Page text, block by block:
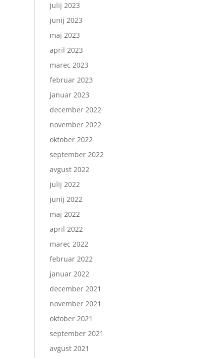
julij 2023
junij 2023
maj 2023
april 2023
marec 2023
februar 2023
januar 2023
december 2022
november 2022
oktober 2022
september 2022
avgust 2022
julij 2022
junij 2022
maj 2022
april 2022
marec 2022
februar 2022
januar 2022
december 2021
november 2021
oktober 2021
september 2021
avgust 2021